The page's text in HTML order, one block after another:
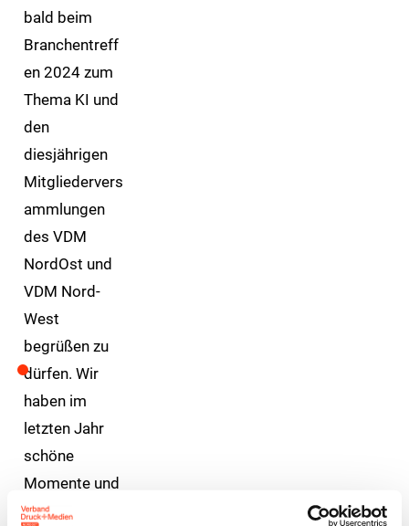
bald beim
Branchentreff
en 2024 zum
Thema KI und
den
diesjährigen
Mitgliedervers
ammlungen
des VDM
NordOst und
VDM Nord-
West
begrüßen zu
dürfen. Wir
haben im
letzten Jahr
schöne
Momente und
Stimmen